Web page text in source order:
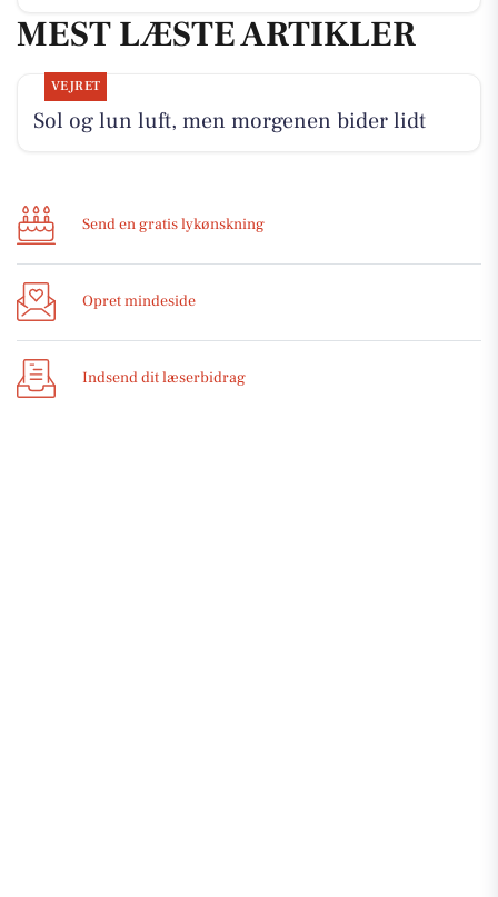
MEST LÆSTE ARTIKLER
VEJRET
Sol og lun luft, men morgenen bider lidt
Send en gratis lykønskning
Opret mindeside
Indsend dit læserbidrag